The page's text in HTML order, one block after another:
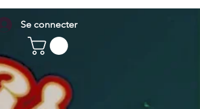
Se connecter